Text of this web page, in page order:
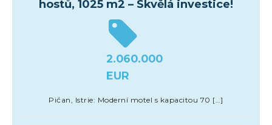
hostů, 1025 m2 – Skvělá investice!
2.060.000
EUR
Pićan, Istrie: Moderní motel s kapacitou 70 […]